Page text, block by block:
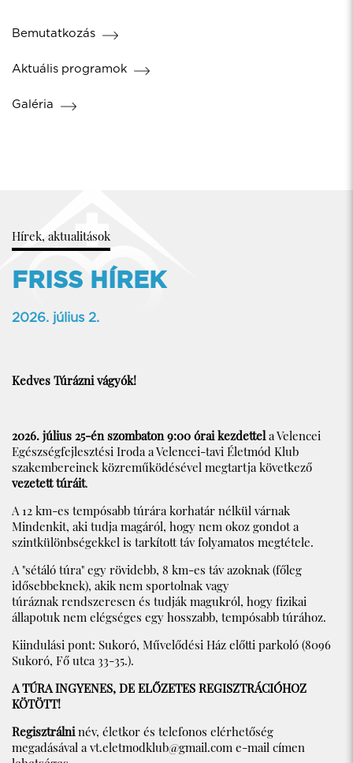
Bemutatkozás
Aktuális programok
Galéria
Hírek, aktualitások
FRISS HÍREK
2026. július 2.
Kedves Túrázni vágyók!
2026. július 25-én szombaton 9:00 órai kezdettela Velencei
Egészségfejlesztési Iroda a Velencei-tavi Életmód Klub
szakembereinek közreműködésével megtartja következő
vezetett túráit.
A 12 km-es tempósabb túrára korhatár nélkül várnak
Mindenkit, aki tudja magáról, hogy nem okoz gondot a
szintkülönbségekkel is tarkított táv folyamatos megtétele.
A "sétáló túra" egy rövidebb, 8 km-es táv azoknak (főleg
idősebbeknek), akik nem sportolnak vagy
túráznak rendszeresen és tudják magukról, hogy fizikai
állapotuk nem elégséges egy hosszabb, tempósabb túrához.
Kiindulási pont: Sukoró, Művelődési Ház előtti parkoló (8096
Sukoró, Fő utca 33-35.).
A TÚRA INGYENES, DE ELŐZETES REGISZTRÁCIÓHOZ
KÖTÖTT!
Regisztrálninév, életkor és telefonos elérhetőség
megadásával avt.eletmodklub@gmail.com e-mail címen